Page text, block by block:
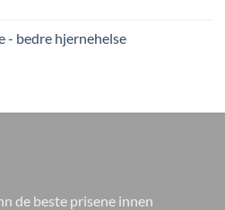
- bedre hjernehelse
de beste prisene innen